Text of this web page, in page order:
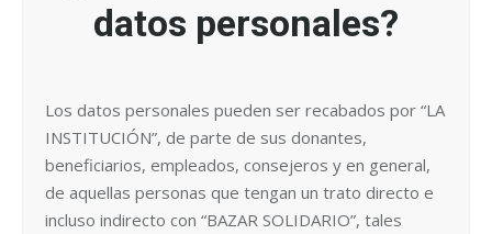
datos personales?
Los datos personales pueden ser recabados por “LA
INSTITUCIÓN”, de parte de sus donantes,
beneficiarios, empleados, consejeros y en general,
de aquellas personas que tengan un trato directo e
incluso indirecto con “BAZAR SOLIDARIO”, tales